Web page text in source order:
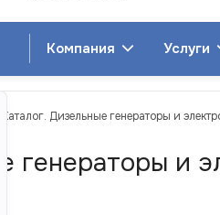
Компания Услуги
Каталог. Дизельные генераторы и
генераторы